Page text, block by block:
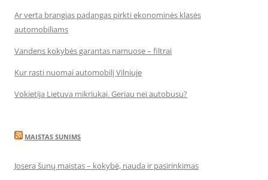
Ar verta brangias padangas pirkti ekonominės klasės
automobiliams
Vandens kokybės garantas namuose – filtrai
Kur rasti nuomai automobilį Vilniuje
Vokietija Lietuva mikriukai. Geriau nei autobusu?
MAISTAS SUNIMS
Josera šunų maistas – kokybė, nauda ir pasirinkimas